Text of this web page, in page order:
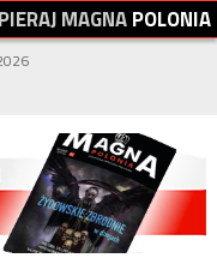
PIERAJMAGNAPOLONIA